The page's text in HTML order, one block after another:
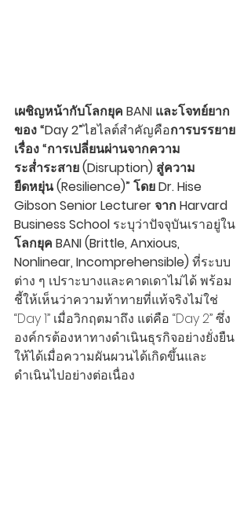
เผชิญหน้ากับโลกยุค BANI และโจทย์ยาก
ของ “Day 2”ไฮไลต์สำคัญคือการบรรยาย
เรื่อง “การเปลี่ยนผ่านจากความ
ระส่ำระสาย (Disruption) สู่ความ
ยืดหยุ่น (Resilience)” โดย Dr. Hise
Gibson Senior Lecturer จาก Harvard
Business School ระบุว่าปัจจุบันเราอยู่ใน
โลกยุค BANI (Brittle, Anxious,
Nonlinear, Incomprehensible) ที่ระบบ
ต่าง ๆ เปราะบางและคาดเดาไม่ได้ พร้อม
ชี้ให้เห็นว่าความท้าทายที่แท้จริงไม่ใช่
“Day 1” เมื่อวิกฤตมาถึง แต่คือ “Day 2” ซึ่ง
องค์กรต้องหาทางดำเนินธุรกิจอย่างยั่งยืน
ให้ได้เมื่อความผันผวนได้เกิดขึ้นและ
ดำเนินไปอย่างต่อเนื่อง